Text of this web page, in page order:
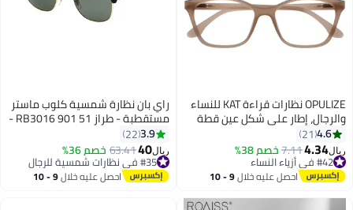
OPULIZE نظارات قراءة KAT للنساء
والرجال، إطار على شكل عين قطة
(عبوة من 2)
4.6
21
ريال4.34
7.11خصم 38%
#42 في أزياء النساء
#42 في أزياء النساء احصل عليه خلال 9 - 10
راي بان نظارة شمسية كلوب ماستر
مستقطبة - طراز RB3016 901 51 -
للجنسين
3.9
22
ريال40
63.41خصم 36%
#35 في نظارات شمسية للرجال
#35 في نظارات شمسية للرجال احصل عليه خلال 9 - 10